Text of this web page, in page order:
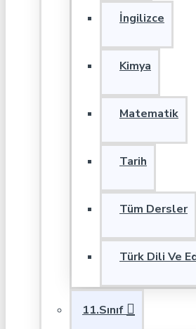
İngilizce
Kimya
Matematik
Tarih
Tüm Dersler
Türk Dili Ve
11.Sınıf